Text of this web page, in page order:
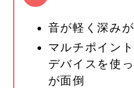
音が軽く深み
マルチポイン
デバイスを使
が面倒